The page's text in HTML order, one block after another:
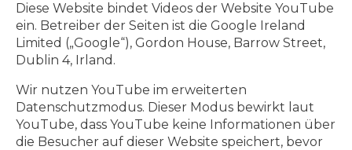
Diese Website bindet Videos der Website YouTube
ein. Betreiber der Seiten ist die Google Ireland
Limited („Google“), Gordon House, Barrow Street,
Dublin 4, Irland.
Wir nutzen YouTube im erweiterten
Datenschutzmodus. Dieser Modus bewirkt laut
YouTube, dass YouTube keine Informationen über
die Besucher auf dieser Website speichert, bevor